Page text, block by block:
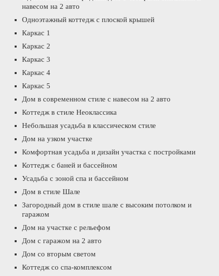
навесом на 2 авто
Одноэтажный коттедж с плоской крышей
Каркас 1
Каркас 2
Каркас 3
Каркас 4
Каркас 5
Дом в современном стиле с навесом на 2 авто
Коттедж в стиле Неоклассика
Небольшая усадьба в классическом стиле
Дом на узком участке
Комфортная усадьба и дизайн участка с постройками
Коттедж с баней и бассейном
Усадьба с зоной спа и бассейном
Дом в стиле Шале
Загородный дом в стиле шале с высоким потолком и
гаражом
Дом на участке с рельефом
Дом с гаражом на 2 авто
Дом со вторым светом
Коттедж со спа-комплексом